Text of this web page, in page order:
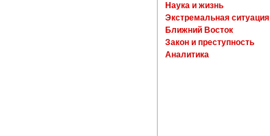
Наука и жизнь
Экстремальная ситуация
Ближний Восток
Закон и преступность
Аналитика